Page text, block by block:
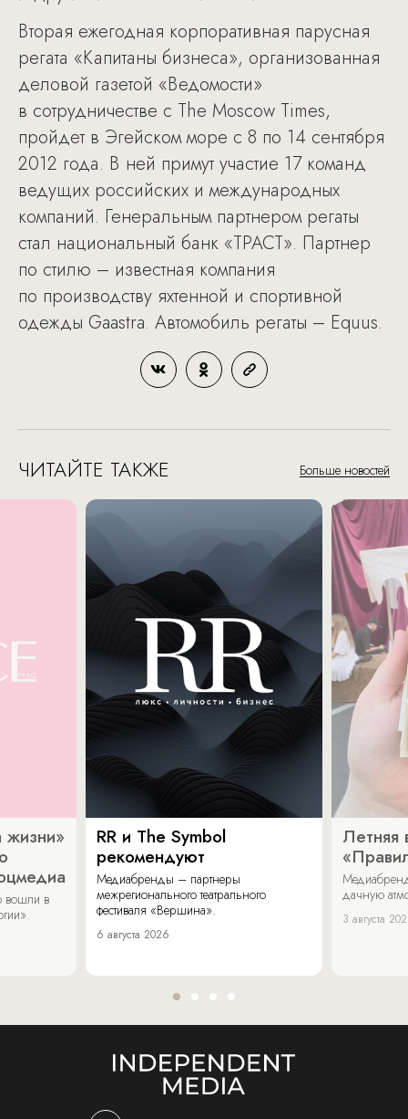
Вторая ежегодная корпоративная парусная
регата «Капитаны бизнеса», организованная
деловой газетой «Ведомости»
в сотрудничестве с The Moscow Times,
пройдет в Эгейском море с 8 по 14 сентября
2012 года. В ней примут участие 17 команд
ведущих российских и международных
компаний. Генеральным партнером регаты
стал национальный банк «ТРАСТ». Партнер
по стилю – известная компания
по производству яхтенной и спортивной
одежды Gaastra. Автомобиль регаты – Equus.
ЧИТАЙТЕ ТАКЖЕ Больше новостей
жизни»
вошли в
RR и The Symbol
рекомендуют
Медиабренды – партнеры
межрегионального театрального
фестиваля «Вершина».
6 августа 2026
Летняя
дачную
3 августа